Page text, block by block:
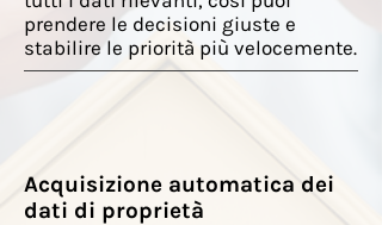
prendere le decisioni giuste e
stabilire le priorità più velocemente.
Acquisizione automatica dei
dati di proprietà